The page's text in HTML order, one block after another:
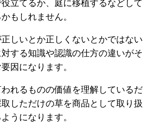
立てるか、庭に移植するなどして
もしれません。
しいとか正しくないとかではない
する知識や認識の仕方の違いがそ
因になります。
れるものの価値を理解しているだ
しただけの草を商品として取り扱
うになります。